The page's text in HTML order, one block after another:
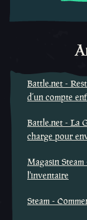
Battle.net -
d’un compte
Battle.net - La
charge pour
Magasin
l'inventaire
Steam -